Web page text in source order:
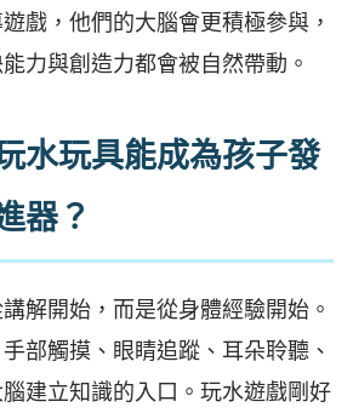
戲，他們的大腦會更積極參與，
力與創造力都會被自然帶動。
水玩具能成為孩子發
器？
解開始，而是從身體經驗開始。
部觸摸、眼睛追蹤、耳朵聆聽、
建立知識的入口。玩水遊戲剛好